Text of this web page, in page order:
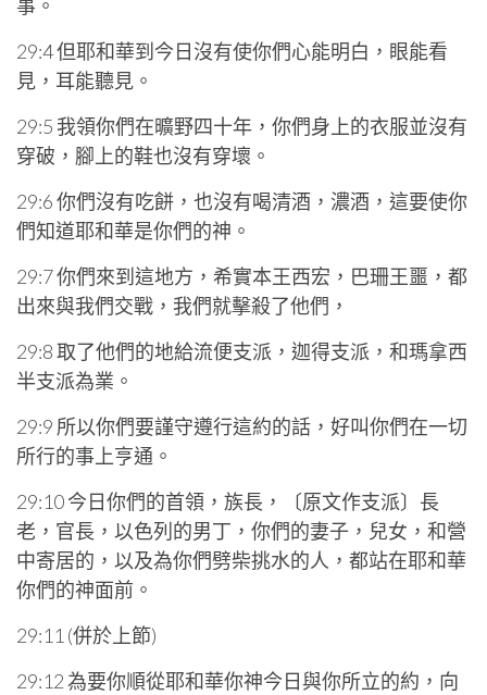
事。
29:4 但耶和華到今日沒有使你們心能明白，眼能看
見，耳能聽見。
29:5 我領你們在曠野四十年，你們身上的衣服並沒有
穿破，腳上的鞋也沒有穿壞。
29:6 你們沒有吃餅，也沒有喝清酒，濃酒，這要使你
們知道耶和華是你們的神。
29:7 你們來到這地方，希實本王西宏，巴珊王噩，都
出來與我們交戰，我們就擊殺了他們，
29:8 取了他們的地給流便支派，迦得支派，和瑪拿西
半支派為業。
29:9 所以你們要謹守遵行這約的話，好叫你們在一切
所行的事上亨通。
29:10 今日你們的首領，族長，〔原文作支派〕長
老，官長，以色列的男丁，你們的妻子，兒女，和營
中寄居的，以及為你們劈柴挑水的人，都站在耶和華
你們的神面前。
29:11 (併於上節)
29:12 為要你順從耶和華你神今日與你所立的約，向